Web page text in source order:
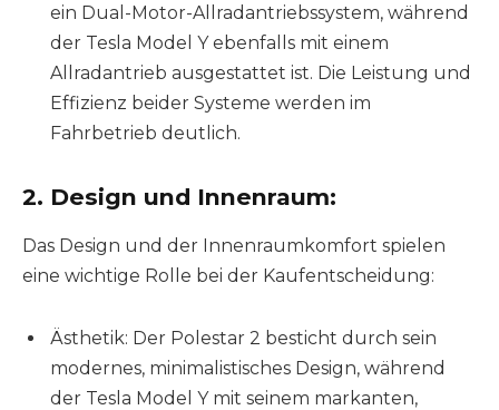
ein Dual-Motor-Allradantriebssystem, während
der Tesla Model Y ebenfalls mit einem
Allradantrieb ausgestattet ist. Die Leistung und
Effizienz beider Systeme werden im
Fahrbetrieb deutlich.
2. Design und Innenraum:
Das Design und der Innenraumkomfort spielen
eine wichtige Rolle bei der Kaufentscheidung:
Ästhetik: Der Polestar 2 besticht durch sein
modernes, minimalistisches Design, während
der Tesla Model Y mit seinem markanten,